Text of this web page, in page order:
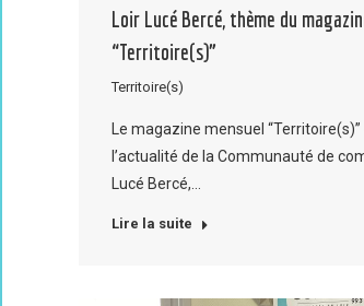
Loir Lucé Bercé, thème du
“Territoire(s)”
Territoire(s)
Le magazine mensuel
l’actualité de la Communauté de
Lucé Bercé,…
Lire la suite